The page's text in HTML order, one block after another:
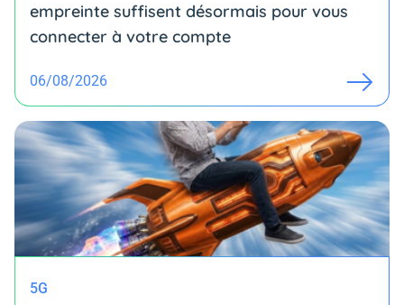
empreinte suffisent désormais pour vous
connecter à votre compte
06/08/2026
5G